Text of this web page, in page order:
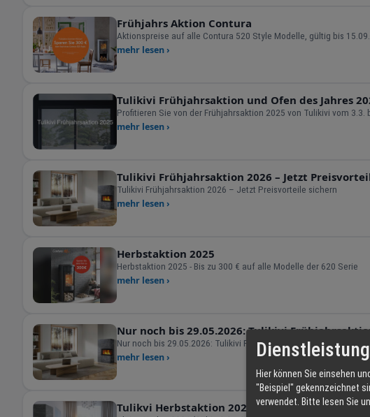
Frühjahrs Aktion Contura
Aktionspreise auf alle Contura 520 Style Modelle, gültig bis
mehr lesen ›
Tulikivi Frühjahrsaktion und Ofen des Jahres
Profitieren Sie von der Frühjahrsaktion 2025 von Tulikivi vom 3.3.
mehr lesen ›
Tulikivi Frühjahrsaktion 2026 – Jetzt
Tulikivi Frühjahrsaktion 2026 – Jetzt Preisvorteile sichern
mehr lesen ›
Herbstaktion 2025
Herbstaktion 2025 - Bis zu 300 € auf alle Modelle der 620 Serie
mehr lesen ›
Nur noch bis 29.05.2026: Tulikivi
Nur noch bis 29.05.2026: Tulikivi Frühjahrsaktion
mehr lesen ›
Tulikvi Herbstaktion 2024
Hier können Sie einsehen
"Beispiel" gekennzeichnet
verwendet. Bitte lesen Sie